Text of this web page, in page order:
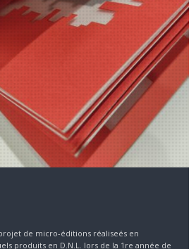
de micro-éditions réaliseés en
produits en D.N.L. lors de la 1re année de